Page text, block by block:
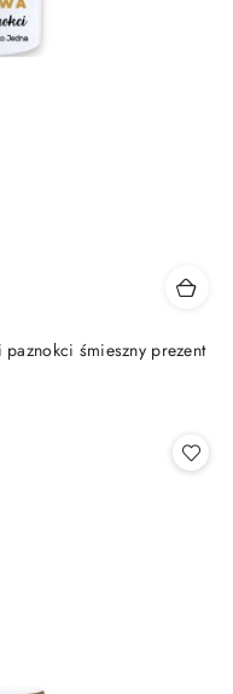
śmieszny prezent